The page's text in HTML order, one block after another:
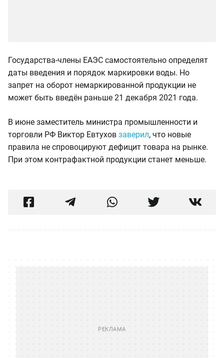
Государства-члены ЕАЭС самостоятельно определят
даты введения и порядок маркировки воды. Но
запрет на оборот немаркированной продукции не
может быть введён раньше 21 декабря 2021 года.
В июне заместитель министра промышленности и
торговли РФ Виктор Евтухов заверил, что новые
правила не спровоцируют дефицит товара на рынке.
При этом контрафактной продукции станет меньше.